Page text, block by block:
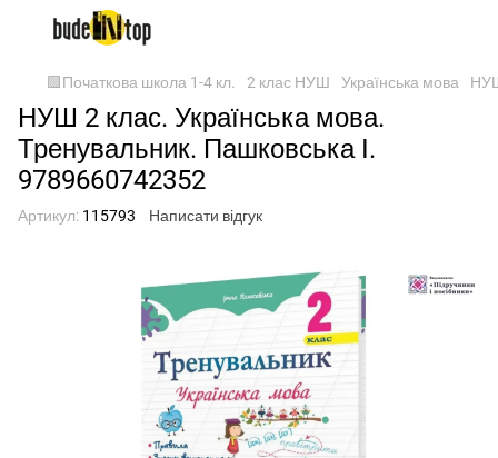
🟩Початкова школа 1-4 кл. 2 клас НУШ Українська мова
НУШ 2 клас. Українська мова.
Тренувальник. Пашковська І.
9789660742352
Артикул: 115793 Написати відгук